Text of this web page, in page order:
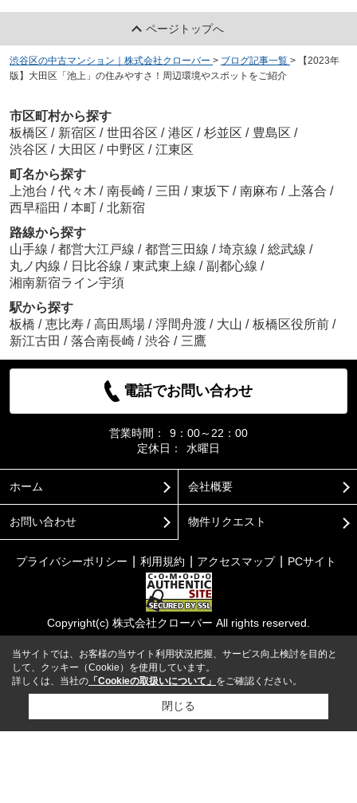
ページトップへ
渋谷区の中古マンション｜株式会社クローバー > ブログ記事一覧 >
【2023年
版】大田区「池上」の住みやすさ！周辺環境やスポットをご紹介
市区町村から探す
板橋区 / 新宿区 / 世田谷区 / 港区 / 杉並区 / 豊島区 /
渋谷区 / 大田区 / 中野区 / 江東区
町名から探す
上池台 / 代々木 / 南長崎 / 三田 / 東坂下 / 南麻布 / 上落合 /
西早稲田 / 本町 / 北新宿
路線から探す
山手線 / 都営大江戸線 / 都営三田線 / 埼京線 / 総武線 /
丸ノ内線 / 日比谷線 / 東武東上線 / 副都心線 /
湘南新宿ライン宇須
駅から探す
板橋 / 恵比寿 / 高田馬場 / 浮間舟渡 / 大山 / 板橋区役所前 /
新江古田 / 落合南長崎 / 渋谷 / 三鷹
電話でお問い合わせ
営業時間：
9：00～22：00
定休日：
水曜日
ホーム 会社概要
お問い合わせ 物件リクエスト
プライバシーポリシー 利用規約 アクセスマップ PCサイト
Copyright(c) 株式会社クローバー All rights reserved.
当サイトでは、お客様の当サイト利用状況把握、サービス向上検討を目的と
して、クッキー（Cookie）を使用しています。
詳しくは、当社の 「Cookieの取扱いについて」 をご確認ください。
閉じる